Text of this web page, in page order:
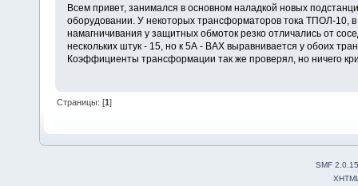
Всем привет, занимался в основном наладкой новых
оборудовании. У некоторых трансформаторов тока ТПОЛ-10,
намагничивания у защитных обмоток резко отличались от
нескольких штук - 15, но к 5А - ВАХ выравнивается у обоих
Коэффициенты трансформации так же проверял, но ничего
Страницы: [1]
SMF 2.0.15